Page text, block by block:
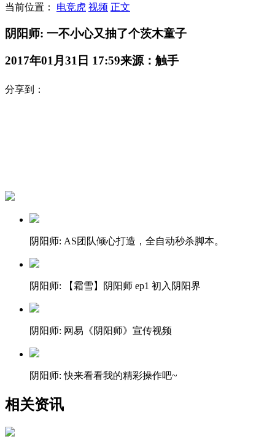
当前位置： 电竞虎 视频 正文
阴阳师: 一不小心又抽了个茨木童子
2017年01月31日 17:59来源：触手
分享到：
阴阳师: AS团队倾心打造，全自动秒杀脚本。
阴阳师: 【霜雪】阴阳师 ep1 初入阴阳界
阴阳师: 网易《阴阳师》宣传视频
阴阳师: 快来看看我的精彩操作吧~
相关资讯